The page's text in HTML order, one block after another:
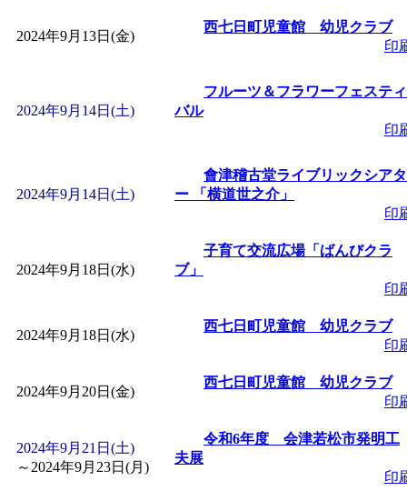
「みなづる号乗車体
de 健康づくり」」 受
2024年9月13日(金)
西七日町児童館 幼児クラブ
印
2024年9月14日(土)
フルーツ＆フラワーフェスティ
バル
印
2024年9月14日(土)
會津稽古堂ライブリックシアタ
ー 「横道世之介」
印
2024年9月18日(水)
子育て交流広場「ばんびクラ
ブ」
印
2024年9月18日(水)
西七日町児童館 幼児クラブ
印
2024年9月20日(金)
西七日町児童館 幼児クラブ
印
2024年9月21日(土)
～ 2024年9月23日(月)
令和6年度 会津若松市発明工
夫展
印